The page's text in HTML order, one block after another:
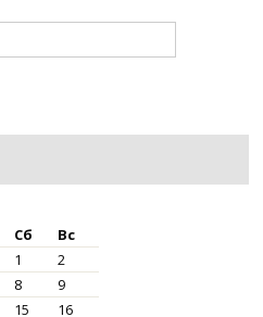
Сб
Вс
1
2
8
9
15
16